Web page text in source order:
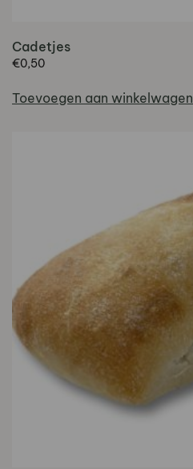
Cadetjes
€0,50
Toevoegen aan winkelwagen